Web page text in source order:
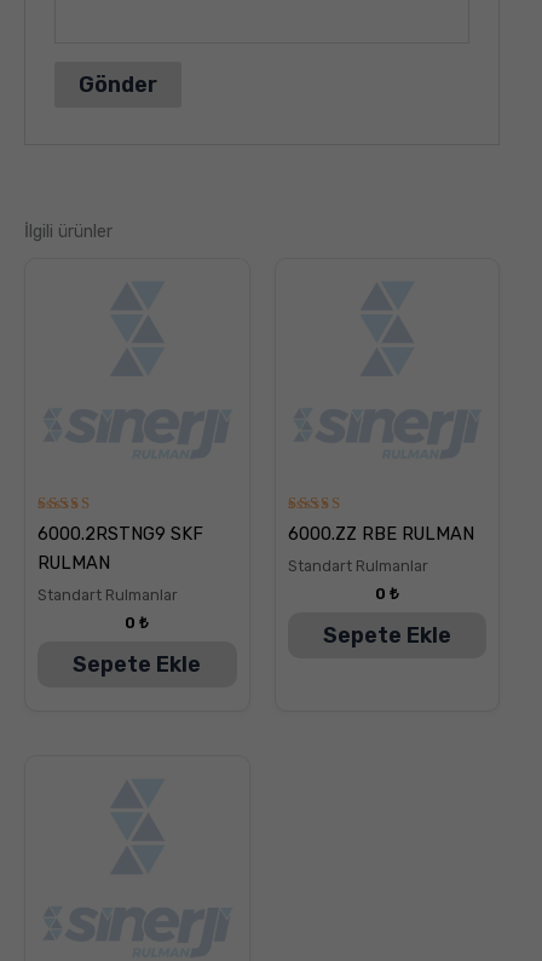
İlgili ürünler
5
üzerinden
5.00
oy aldı
6000.2RSTNG9 SKF
RULMAN
Standart Rulmanlar
0₺
Sepete Ekle
5
üzerinden
oy aldı
6000.ZZ RBE RULMAN
Standart Rulmanlar
0 ₺
Sepete Ekle